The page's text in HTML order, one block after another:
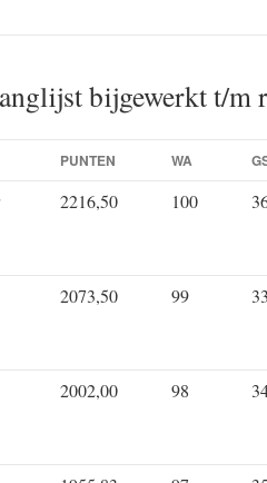
bijgewerkt t/m
PUNTEN WA
2216,50 100
2073,50 99
2002,00 98